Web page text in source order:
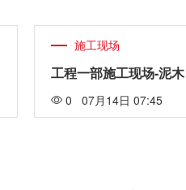
施工现场
工程一部施工现场-泥木
0 07月14日 07:45